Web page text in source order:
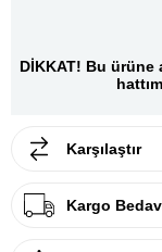
DİKKAT! Bu
Karşılaştır
Kargo